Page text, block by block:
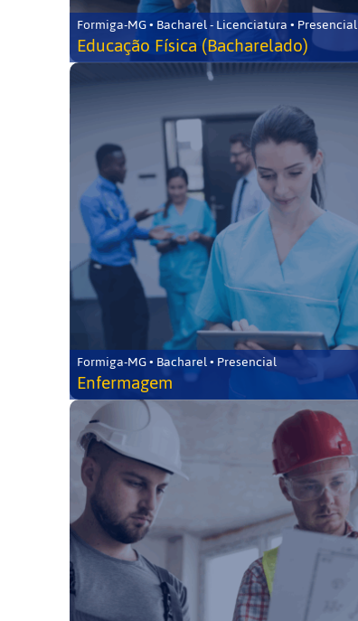
Formiga-MG • Bacharel - Licenciatura • Presencial
Educação Física (Bacharelado)
Formiga-MG • Bacharel • Presencial
Enfermagem